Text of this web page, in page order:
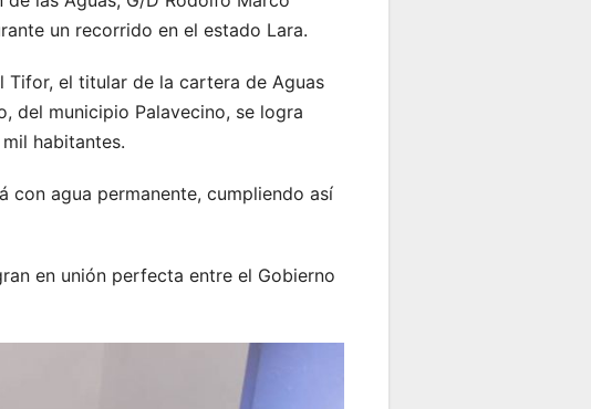
un recorrido en el estado Lara.
Tifor, el titular de la cartera de Aguas
del municipio Palavecino, se logra
habitantes.
con agua permanente, cumpliendo así
en unión perfecta entre el Gobierno